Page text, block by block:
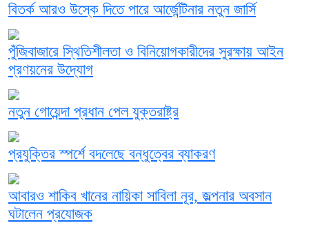
বিতর্ক আরও উস্কে দিতে পারে আর্জেন্টিনার নতুন জার্সি
পুঁজিবাজারে স্থিতিশীলতা ও বিনিয়োগকারীদের সুরক্ষায় আইন
প্রণয়নের উদ্যোগ
নতুন গোয়েন্দা প্রধান পেল যুক্তরাষ্ট্র
প্রযুক্তির স্পর্শে বদলেছে বন্ধুত্বের ব্যাকরণ
আবারও শাকিব খানের নায়িকা সাবিলা নূর, জল্পনার অবসান
ঘটালেন প্রযোজক